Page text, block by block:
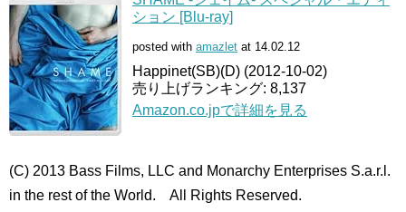
ション [Blu-ray]
posted with amazlet at 14.02.12
Happinet(SB)(D) (2012-10-02)
売り上げランキング: 8,137
Amazon.co.jpで詳細を見る
(C) 2013 Bass Films, LLC and Monarchy Enterprises S.a.r.l.
in the rest of the World. All Rights Reserved.